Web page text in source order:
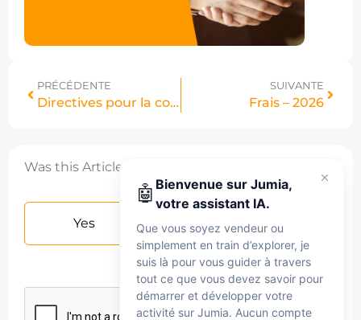
PRÉCÉDENTE
Directives pour la couleur et la famille de couleurs
SUIVANTE
Frais – 2026
Was this Article helpful?
Yes No
🤖 Bienvenue sur Jumia,
votre assistant IA.
Que vous soyez vendeur ou
simplement en train d’explorer, je
suis là pour vous guider à travers
tout ce que vous devez savoir pour
démarrer et développer votre
activité sur Jumia. Aucun compte